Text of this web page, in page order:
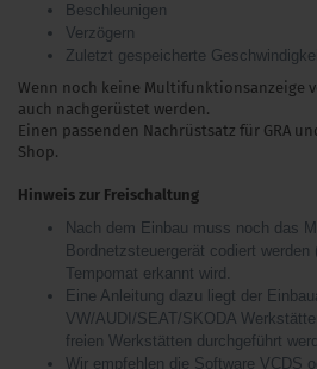
Beschleunigen
Verzögern
Zuletzt gespeicherte
Wenn noch keine Multifunktionsanzeige
auch nachgerüstet werden.
Einen passenden Nachrüstsatz für GRA
Shop.
Hinweis zur Freischaltung
Nach dem Einbau muss noch das
Bordnetzsteuergerät codiert
Tempomat erkannt wird.
Eine Anleitung dazu liegt der
VW/AUDI/SEAT/SKODA
freien Werkstätten durchgeführt
Wir empfehlen die Software VCDS